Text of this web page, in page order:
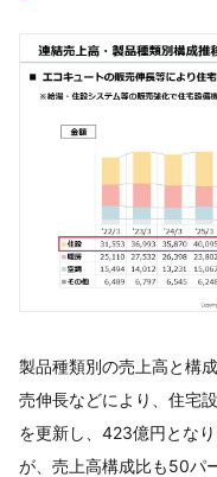
製品種類別の売上高と構
売伸長などにより、住宅
を更新し、423億円とな
が、売上高構成比も50パ